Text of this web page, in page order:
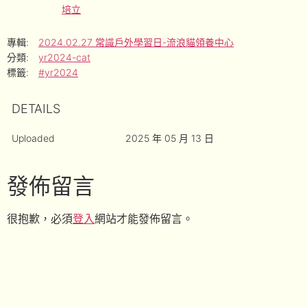
培立
專輯:
2024.02.27 常識戶外學習日-流浪貓領養中心
分類:
yr2024-cat
標籤:
#yr2024
DETAILS
Uploaded 2025 年 05 月 13 日
發佈留言
很抱歉，必須登入網站才能發佈留言。